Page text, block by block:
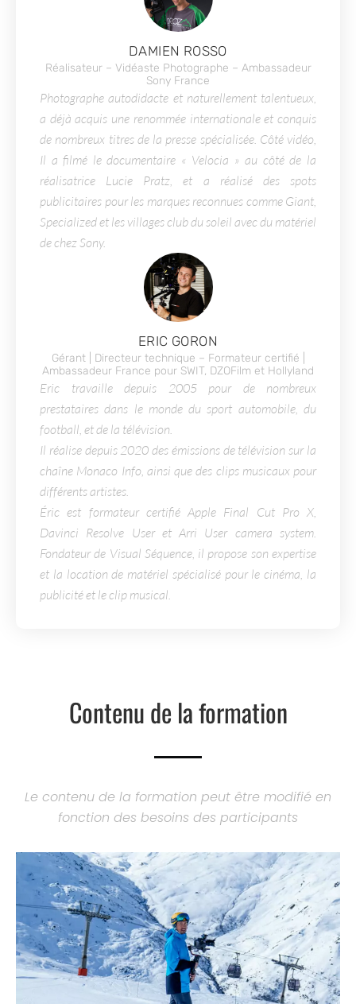
DAMIEN ROSSO
Réalisateur – Vidéaste Photographe – Ambassadeur
Sony France
Photographe autodidacte et naturellement talentueux,
a déjà acquis une renommée internationale et conquis
de nombreux titres de la presse spécialisée. Côté vidéo,
Il a filmé le documentaire « Velocia » au côté de la
réalisatrice Lucie Pratz, et a réalisé des spots
publicitaires pour les marques reconnues comme Giant,
Specialized et les villages club du soleil avec du matériel
de chez Sony.
ERIC GORON
Gérant | Directeur technique – Formateur certifié |
Ambassadeur France pour SWIT, DZOFilm et Hollyland
Eric travaille depuis 2005 pour de nombreux
prestataires dans le monde du sport automobile, du
football, et de la télévision.
Il réalise depuis 2020 des émissions de télévision sur la
chaîne Monaco Info, ainsi que des clips musicaux pour
différents artistes.
Éric est formateur certifié Apple Final Cut Pro X,
Davinci Resolve User et Arri User camera system.
Fondateur de Visual Séquence, il propose son expertise
et la location de matériel spécialisé pour le cinéma, la
publicité et le clip musical.
Contenu de la formation
Le contenu de la formation peut être modifié en
fonction des besoins des participants